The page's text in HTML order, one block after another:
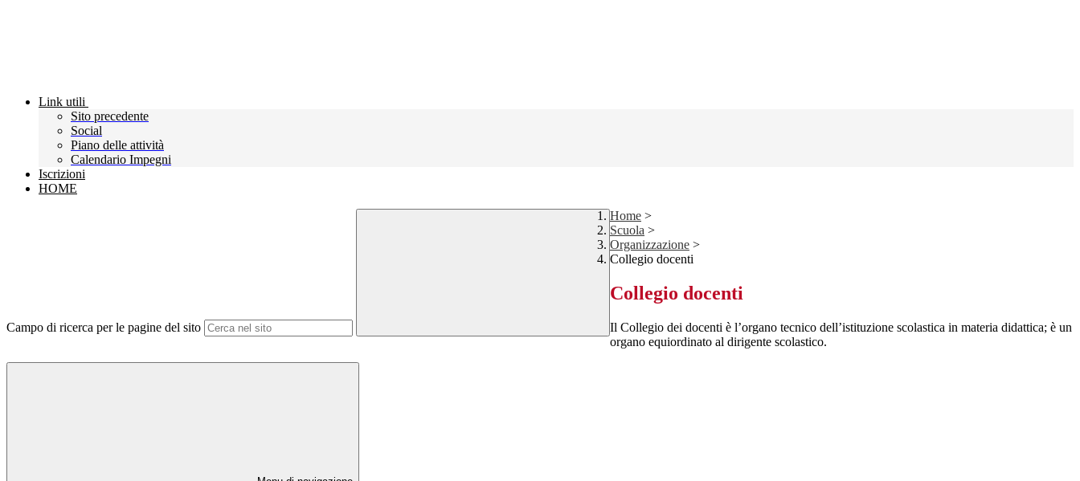
Link utili
Sito precedente
Social
Piano delle attività
Calendario Impegni
Iscrizioni
HOME
Campo di ricerca per le pagine del sito
Home >
Scuola >
Organizzazione >
Collegio docenti
Collegio docenti
Il Collegio dei docenti è l’organo tecnico dell’istituzione scolastica in materia didattica; è un
organo equiordinato al dirigente scolastico.